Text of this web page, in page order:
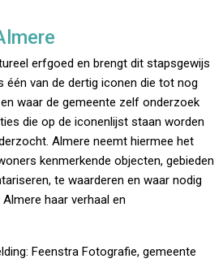
erfgoed en brengt dit stapsgewijs
één van de dertig iconen die tot nog
waar de gemeente zelf onderzoek
die op de iconenlijst staan worden
Almere neemt hiermee het
kenmerkende objecten, gebieden
te waarderen en waar nodig
haar verhaal en
Feenstra Fotografie, gemeente